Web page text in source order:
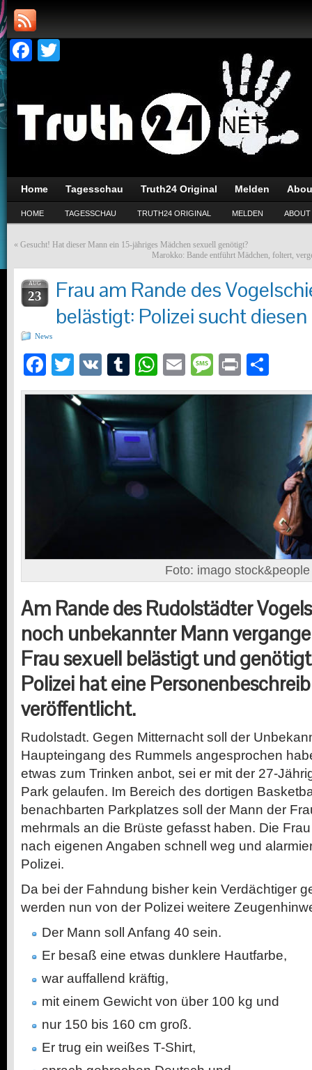
Facebook
Home Tagesschau Truth24 Original Melden
HOME TAGESSCHAU TRUTH24 ORIGINAL MELDEN ABOUT
« Gesucht! Hat dieser Mann ein 15-jähriges Mädchen sexuell genötigt?
Marokko: Bande entführt Mädchen, foltert,
AUG
23
Frau am Rande des
belästigt: Polizei sucht
News
Facebook
Twitter
VK Tumblr
WhatsApp
EmailMessage
Print
Foto: imago stock&people
Am Rande des Rudolstädter
noch unbekannter Mann
Frau sexuell belästigt und
Polizei hat eine
veröffentlicht.
Rudolstadt. Gegen Mitternacht soll der
Haupteingang des Rummels angesprochen
etwas zum Trinken anbot, sei er mit der 27-
Park gelaufen. Im Bereich des dortigen
benachbarten Parkplatzes soll der Mann der
mehrmals an die Brüste gefasst haben. Die
nach eigenen Angaben schnell weg und
Polizei.
Da bei der Fahndung bisher kein Verdächtiger
werden nun von der Polizei weitere
Der Mann soll Anfang 40 sein.
Er besaß eine etwas dunklere Hautfarbe,
war auffallend kräftig,
mit einem Gewicht von über 100 kg und
nur 150 bis 160 cm groß.
Er trug ein weißes T-Shirt,